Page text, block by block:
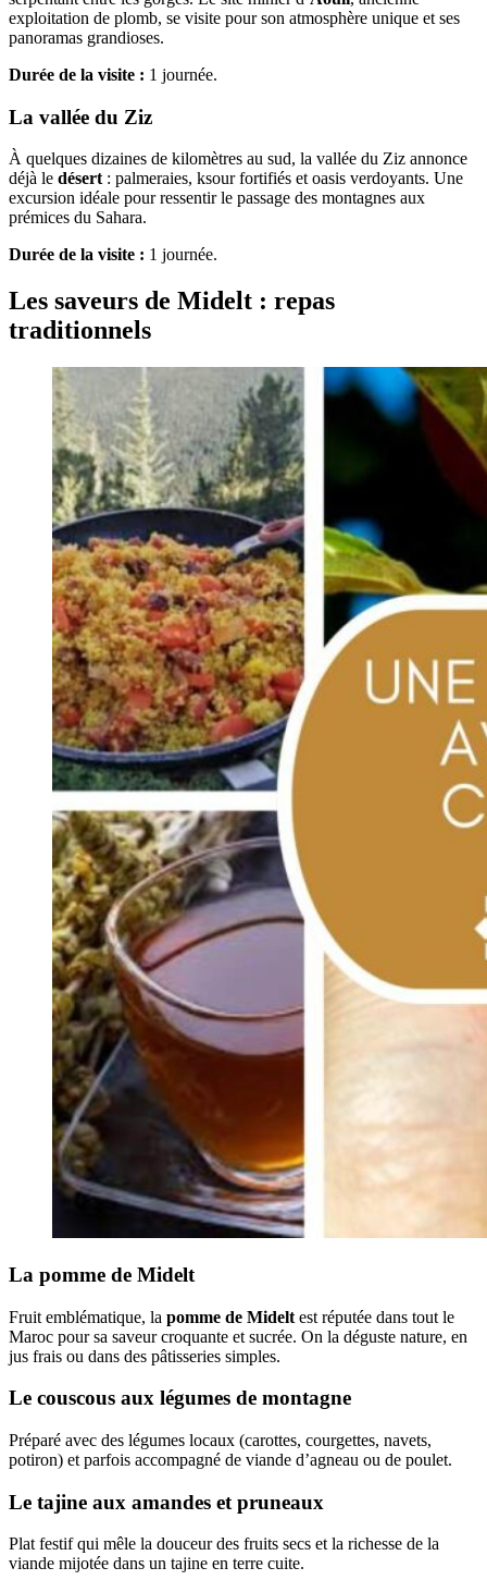
exploitation de plomb, se visite pour son atmosphère unique et ses
panoramas grandioses.
Durée de la visite : 1 journée.
La vallée du Ziz
À quelques dizaines de kilomètres au sud, la vallée du Ziz annonce
déjà le désert : palmeraies, ksour fortifiés et oasis verdoyants. Une
excursion idéale pour ressentir le passage des montagnes aux
prémices du Sahara.
Durée de la visite : 1 journée.
Les saveurs de Midelt : repas
traditionnels
La pomme de Midelt
Fruit emblématique, la pomme de Midelt est réputée dans tout le
Maroc pour sa saveur croquante et sucrée. On la déguste nature, en
jus frais ou dans des pâtisseries simples.
Le couscous aux légumes de montagne
Préparé avec des légumes locaux (carottes, courgettes, navets,
potiron) et parfois accompagné de viande d’agneau ou de poulet.
Le tajine aux amandes et pruneaux
Plat festif qui mêle la douceur des fruits secs et la richesse de la
viande mijotée dans un tajine en terre cuite.